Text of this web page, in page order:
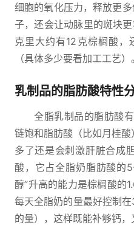
细胞的氧化压力，释放更
子，还会让动脉里的斑块
克里大约有12克棕榈酸
（具体多少要看加工工艺）。
乳制品的脂肪酸特性
全脂乳制品的脂肪酸
链饱和脂肪酸（比如月桂
多了还是会刺激肝脏合成
酸，它占全脂奶脂肪酸的
醇”升高的能力是棕榈酸的
每天全脂奶的量最好控制
的量），这样既能补够钙，